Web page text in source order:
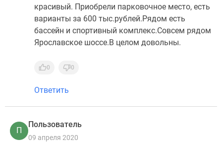
красивый. Приобрели парковочное место, есть
варианты за 600 тыс.рублей.Рядом есть
бассейн и спортивный комплекс.Совсем рядом
Ярославское шоссе.В целом довольны.
0 0
Ответить
П
Пользователь
09 апреля 2020